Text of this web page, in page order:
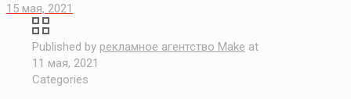
15 мая, 2021
Published by рекламное агентство Make at
11 мая, 2021
Categories